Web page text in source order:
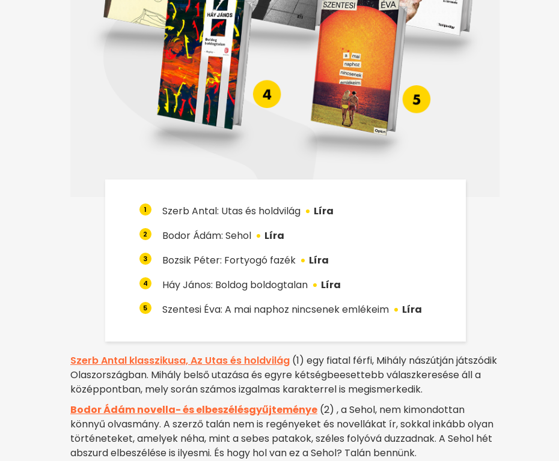
1 Szerb Antal: Utas és holdvilág Líra
2 Bodor Ádám: Sehol Líra
3 Bozsik Péter: Fortyogó fazék Líra
4 Háy János: Boldog boldogtalan Líra
5 Szentesi Éva: A mai naphoz nincsenek emlékeim Líra
Szerb Antal klasszikusa, Az Utas és holdvilág (1) egy fiatal férfi, Mihály nászútján játszódik
Olaszországban. Mihály belső utazása és egyre kétségbeesettebb válaszkeresése áll a
középpontban, mely során számos izgalmas karakterrel is megismerkedik.
Bodor Ádám novella- és elbeszélésgyűjteménye (2) , a Sehol, nem kimondottan
könnyű olvasmány. A szerző talán nem is regényeket és novellákat ír, sokkal inkább olyan
történeteket, amelyek néha, mint a sebes patakok, széles folyóvá duzzadnak. A Sehol hét
abszurd elbeszélése is ilyesmi. És hogy hol van ez a Sehol? Talán bennünk.